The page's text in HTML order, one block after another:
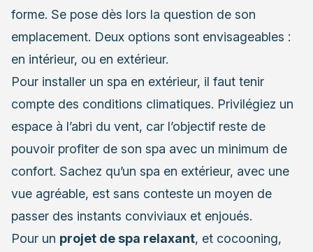
forme. Se pose dès lors la question de son
emplacement. Deux options sont envisageables :
en intérieur, ou en extérieur.
Pour installer un spa en extérieur, il faut tenir
compte des conditions climatiques. Privilégiez un
espace à l’abri du vent, car l’objectif reste de
pouvoir profiter de son spa avec un minimum de
confort. Sachez qu’un spa en extérieur, avec une
vue agréable, est sans conteste un moyen de
passer des instants conviviaux et enjoués.
Pour un projet de spa relaxant, et cocooning,